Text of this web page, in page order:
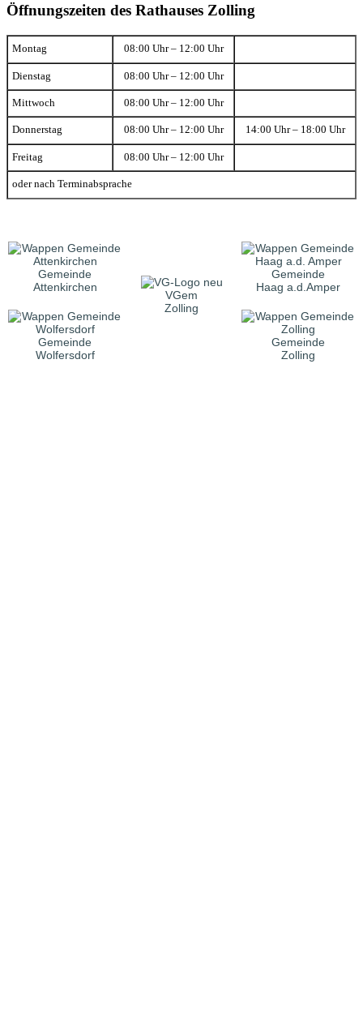
Öffnungszeiten des Rathauses Zolling
Montag 08:00 Uhr – 12:00 Uhr
Dienstag 08:00 Uhr – 12:00 Uhr
Mittwoch 08:00 Uhr – 12:00 Uhr
Donnerstag 08:00 Uhr – 12:00 Uhr 14:00 Uhr – 18:00 Uhr
Freitag 08:00 Uhr – 12:00 Uhr
oder nach Terminabsprache
Gemeinde
Attenkirchen
VGem
Zolling
Gemeinde
Haag a.d.Amper
Gemeinde
Wolfersdorf
Gemeinde
Zolling